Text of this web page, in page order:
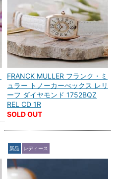
FRANCK MULLER フランク・ミ
ュラー トノーカーべックス レリ
ーフ ダイヤモンド 1752BQZ
REL CD 1R
SOLD OUT
新品 レディース